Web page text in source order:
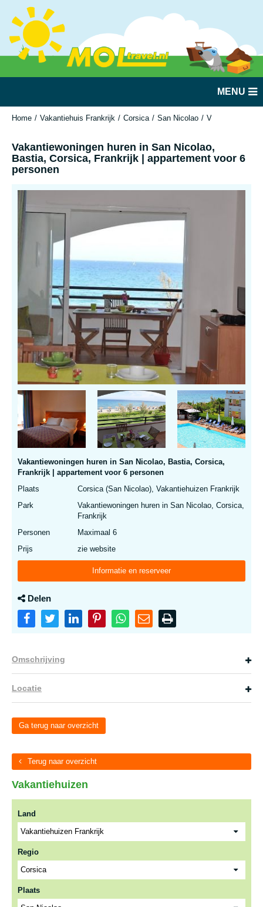
MENU
Home Vakantiehuis Frankrijk Corsica San Nicolao
Vakantiewoningen huren in San Nicolao,
Bastia, Corsica, Frankrijk | appartement voor 6
personen
Vakantiewoningen huren in San Nicolao, Bastia, Corsica,
Frankrijk | appartement voor 6 personen
Plaats
Corsica (San Nicolao), Vakantiehuizen Frankrijk
Park
Vakantiewoningen huren in San Nicolao, Corsica,
Frankrijk
Personen
Maximaal 6
Prijs
zie website
Informatie en reserveer
Delen
Omschrijving
Locatie
Ga terug naar overzicht
Terug naar overzicht
Vakantiehuizen
Land
Regio
Plaats